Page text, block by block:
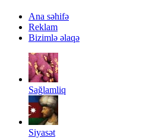
Ana səhifə
Reklam
Bizimlə əlaqə
Sağlamliq
Siyasət